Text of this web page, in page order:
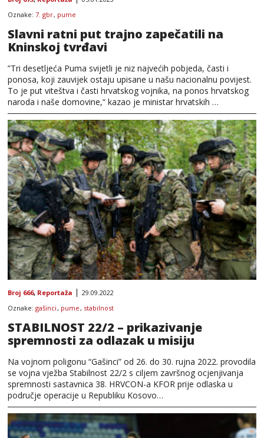
Oznake: 7. gbr, pume
Slavni ratni put trajno zapečatili na
Kninskoj tvrđavi
”Tri desetljeća Puma svijetli je niz najvećih pobjeda, časti i
ponosa, koji zauvijek ostaju upisane u našu nacionalnu povijest.
To je put viteštva i časti hrvatskog vojnika, na ponos hrvatskog
naroda i naše domovine,“ kazao je ministar hrvatskih …
Broj 666, Reportaža
29.09.2022
Oznake: gašinci, pume, stabilnost
STABILNOST 22/2 – prikazivanje
spremnosti za odlazak u misiju
Na vojnom poligonu “Gašinci” od 26. do 30. rujna 2022. provodila
se vojna vježba Stabilnost 22/2 s ciljem završnog ocjenjivanja
spremnosti sastavnica 38. HRVCON-a KFOR prije odlaska u
područje operacije u Republiku Kosovo…